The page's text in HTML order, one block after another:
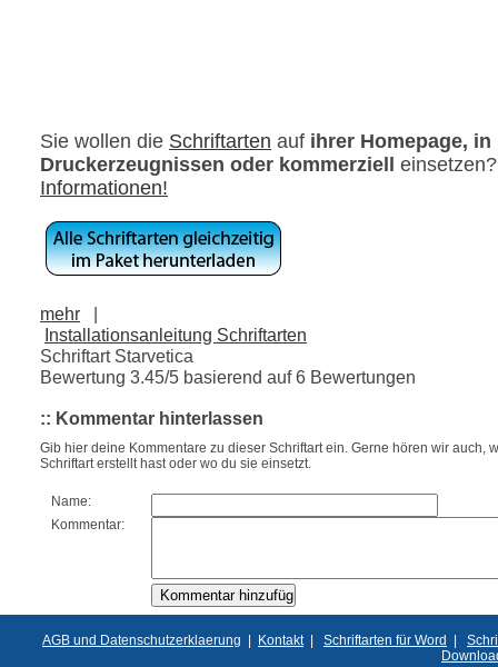
Sie wollen die Schriftarten auf ihrer Homepage, in
Druckerzeugnissen oder kommerziell
Informationen!
mehr
|
Installationsanleitung Schriftarten
Schriftart Starvetica
Bewertung 3.45/5 basierend auf6 Bewertungen
:: Kommentar hinterlassen
Gib hier deine Kommentare zu dieser Schriftart ein. Gerne hören wir auch,
Schriftart erstellt hast oder wo du sie einsetzt.
Name:
Kommentar:
AGB und Datenschutzerklaerung | Kontakt| Schriftarten für Word |